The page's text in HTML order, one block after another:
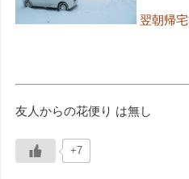
翌朝帰
友人からの花便り は無し
+7